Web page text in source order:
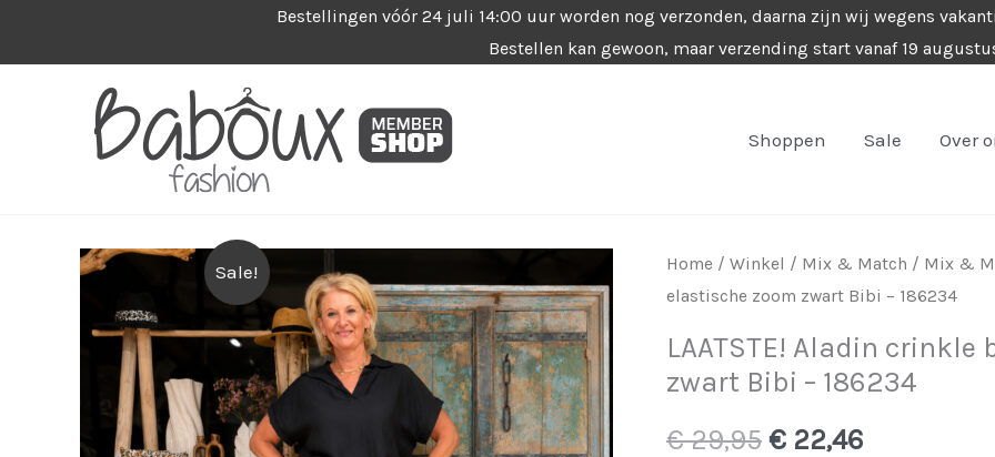
Bestellingen vóór 24 juli 14:00 uur worden nog verzonden, daarna zijn wij wegens
Bestellen kan gewoon, maar verzending start vanaf 19
Shoppen Sale Over
Sale! Home / Winkel / Mix & Match / Mix &
elastische zoom zwart Bibi – 186234
LAATSTE! Aladin
zwart Bibi – 186234
€29,95 Oorspronkelijke
€ 22,46Huidige